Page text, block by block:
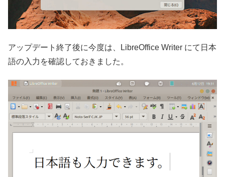
アップデート終了後に今度は、LibreOffice Writer にて日本
語の入力を確認しておきました。